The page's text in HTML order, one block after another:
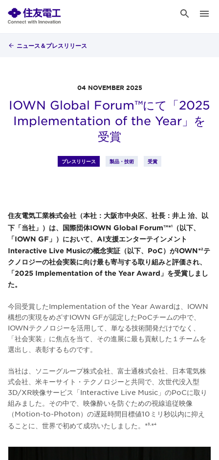
ニュース＆プレスリリース
04 NOVEMBER 2025
IOWN Global Forum™にて「2025
Implementation of the Year」を
受賞
プレスリリース 製品・技術 受賞
住友電気工業株式会社（本社：大阪市中央区、社長：井上 治、以
下「当社」）は、国際団体IOWN Global Forum™*1
（以下、
「IOWN GF」）において、AI支援エンターテインメント
Interactive Live Musicの概念実証（以下、PoC）がIOWN*2テ
クノロジーの社会実装に向け最も寄与する取り組みと評価され、
「2025 Implementation of the Year Award」を受賞しまし
た。
今回受賞したImplementation of the Year Awardは、IOWN
構想の実現をめざすIOWN GFが認定したPoCチームの中で、
IOWNテクノロジーを活用して、単なる技術開発だけでなく、
「社会実装」に焦点を当て、その進展に最も貢献した１チームを
選出し、表彰するものです。
当社は、ソニーグループ株式会社、富士通株式会社、日本電気株
式会社、米キーサイト・テクノロジーと共同で、次世代没入型
3D/XR映像サービス「Interactive Live Music」のPoCに取り
組みました。その中で、映像酔いを防ぐための視線追従映像
（Motion-to-Photon）の遅延時間目標値10ミリ秒以内に抑え
ることに、世界で初めて成功いたしました。*3,*4